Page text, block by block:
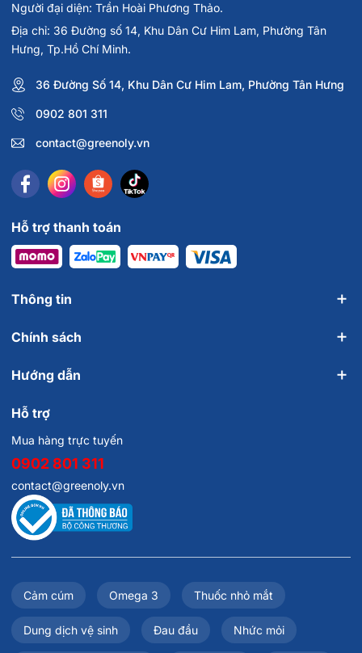
Người đại diện: Trần Hoài Phương Thảo.
Địa chỉ: 36 Đường số 14, Khu Dân Cư Him Lam, Phường Tân
Hưng, Tp.Hồ Chí Minh.
36 Đường Số 14, Khu Dân Cư Him Lam, Phường Tân Hưng
0902 801 311
contact@greenoly.vn
Hỗ trợ thanh toán
Thông tin
Chính sách
Hướng dẫn
Hỗ trợ
Mua hàng trực tuyến
0902 801 311
contact@greenoly.vn
Cảm cúm Omega 3 Thuốc nhỏ mắt
Dung dịch vệ sinh Đau đầu Nhức mỏi